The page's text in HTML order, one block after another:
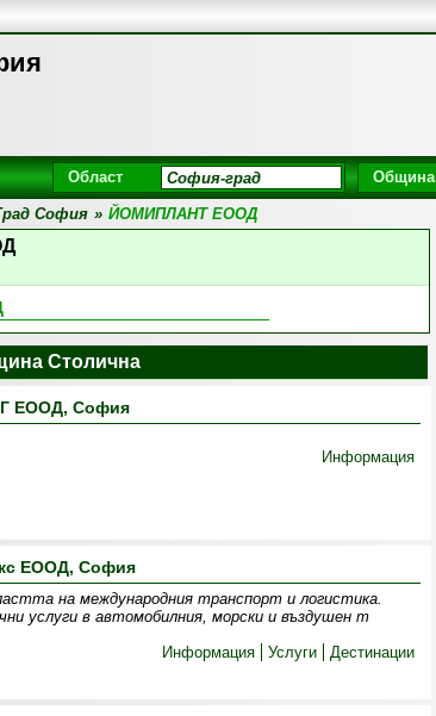
Област Община
София » ЙОМИПЛАНТ ЕООД
Столична
ЕООД, София
Информация
ЕООД, София
на международния транспорт и логистика.
услуги в автомобилния, морски и въздушен т
Информация
Услуги Дестинации